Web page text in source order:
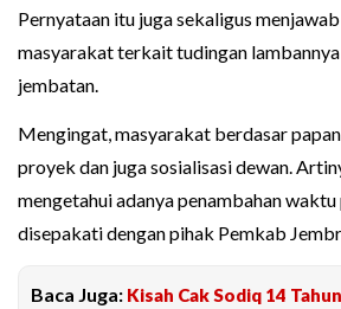
Pernyataan itu juga sekaligus
masyarakat terkait tudingan
jembatan.
Mengingat, masyarakat berdasar
proyek dan juga sosialisasi dewan.
mengetahui adanya penambahan
disepakati dengan pihak Pemkab
Baca Juga: Kisah Cak Sodiq 14